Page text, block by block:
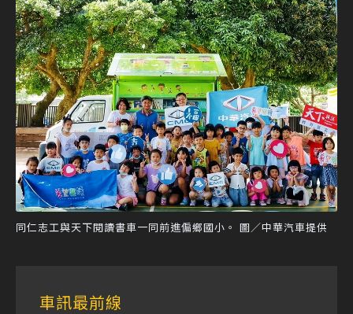
同仁志工與天下閱讀書車一同前進偏鄉國小。 圖／中華汽車提供
車訊最前線